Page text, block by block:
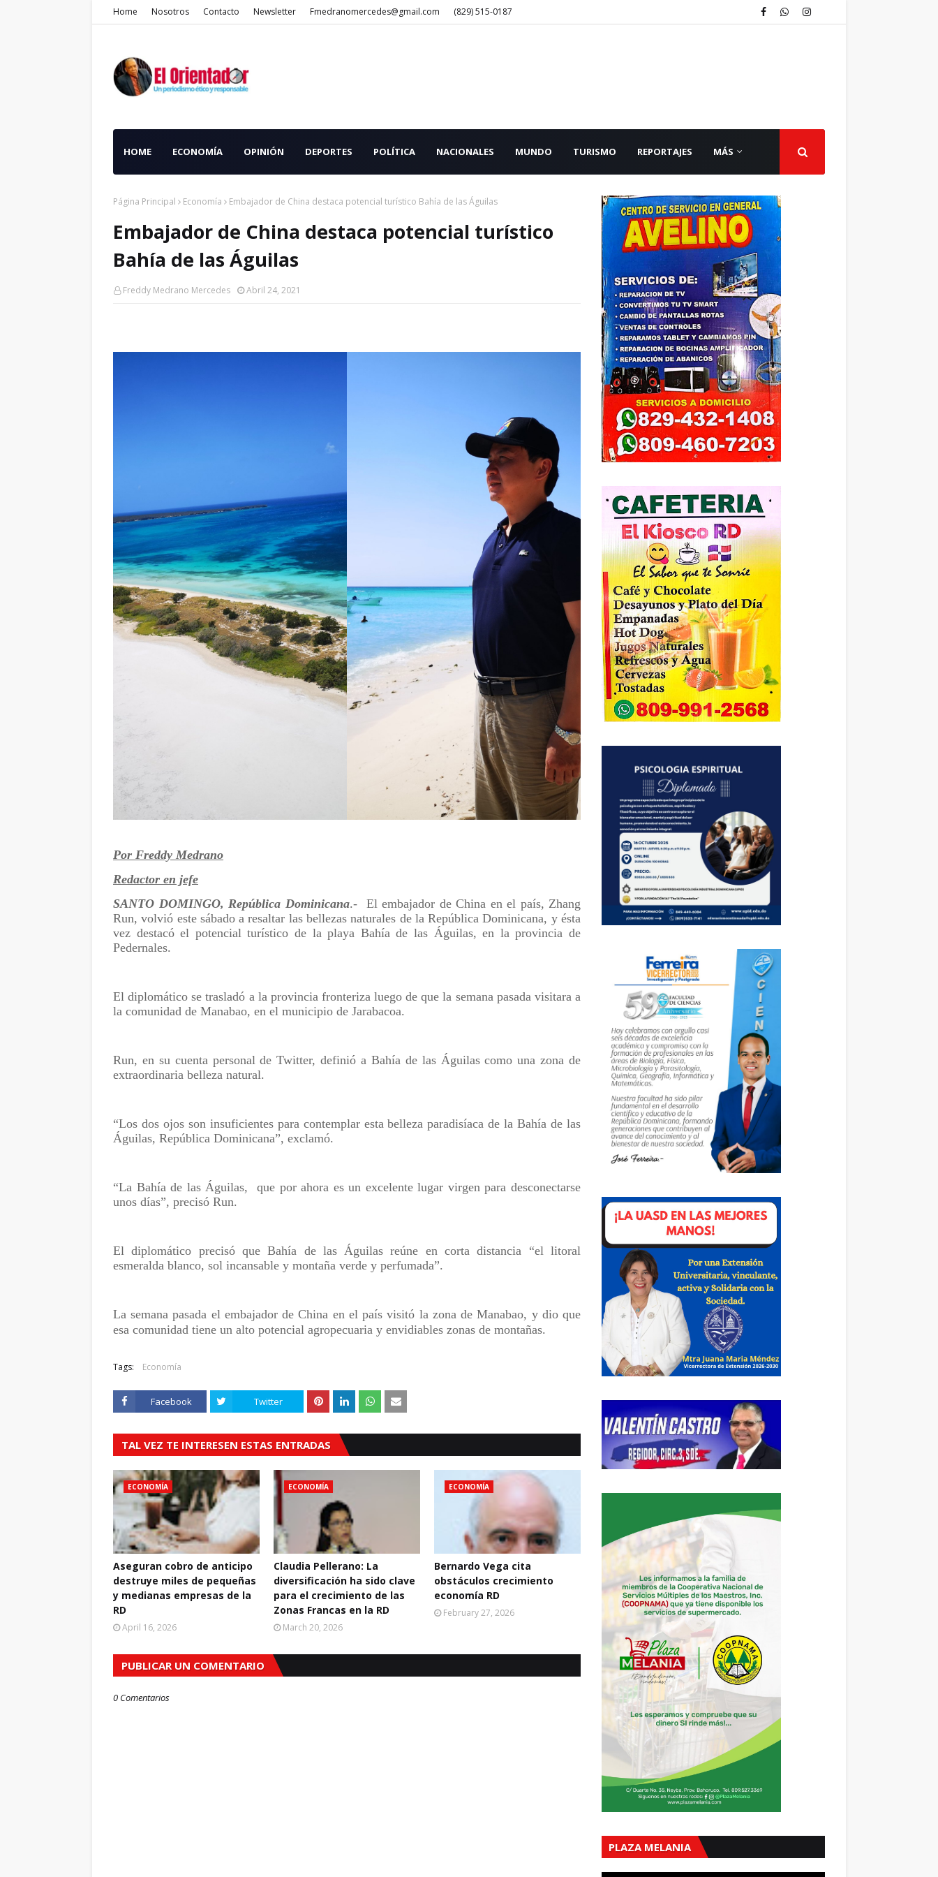
Home Nosotros Contacto Newsletter Fmedranomercedes@gmail.com (829) 515-0187
HOME ECONOMÍA OPINIÓN DEPORTES POLÍTICA NACIONALES MUNDO TURISMO REPORTAJES MÁS
Página Principal Economía Embajador de China destaca potencial turístico Bahía de las Águilas
Embajador de China destaca potencial turístico
Bahía de las Águilas
Freddy Medrano Mercedes Abril 24, 2021
Por Freddy Medrano
Redactor en jefe
SANTO DOMINGO, República Dominicana.-
El embajador de China en el país, Zhang
Run, volvió este sábado a resaltar las bellezas naturales de la República Dominicana, y ésta
vez destacó el potencial turístico de la playa Bahía de las Águilas, en la provincia de
Pedernales.
El diplomático se trasladó a la provincia fronteriza luego de que la semana pasada visitara a
la comunidad de Manabao, en el municipio de Jarabacoa.
Run, en su cuenta personal de Twitter, definió a Bahía de las Águilas como una zona de
extraordinaria belleza natural.
“Los dos ojos son insuficientes para contemplar esta belleza paradisíaca de la Bahía de las
Águilas, República Dominicana”, exclamó.
“La Bahía de las Águilas,
que por ahora es un excelente lugar virgen para desconectarse
unos días”, precisó Run.
El diplomático precisó que Bahía de las Águilas reúne en corta distancia “el litoral
esmeralda blanco, sol incansable y montaña verde y perfumada”.
La semana pasada el embajador de China en el país visitó la zona de Manabao, y dio que
esa comunidad tiene un alto potencial agropecuaria y envidiables zonas de montañas.
Tags: Economía
Facebook Twitter
TAL VEZ TE INTERESEN ESTAS ENTRADAS
ECONOMÍA
Aseguran cobro de anticipo
destruye miles de pequeñas
y medianas empresas de la
RD
April 16, 2026
ECONOMÍA
Claudia Pellerano: La
diversificación ha sido clave
para el crecimiento de las
Zonas Francas en la RD
March 20, 2026
ECONOMÍA
Bernardo Vega cita
obstáculos crecimiento
economía RD
February 27, 2026
PUBLICAR UN COMENTARIO
0 Comentarios
PLAZA MELANIA